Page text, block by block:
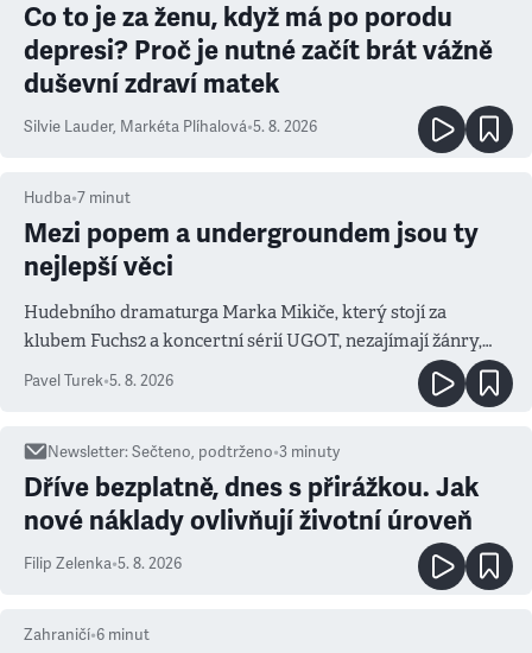
Co to je za ženu, když má po porodu
depresi? Proč je nutné začít brát vážně
duševní zdraví matek
Silvie Lauder, Markéta Plíhalová•5. 8. 2026
Hudba•7 minut
Mezi popem a undergroundem jsou ty
nejlepší věci
Hudebního dramaturga Marka Mikiče, který stojí za
klubem Fuchs2 a koncertní sérií UGOT, nezajímají žánry,
ale atmosféra
Pavel Turek•5. 8. 2026
Newsletter:Sečteno, podtrženo•3 minuty
Dříve bezplatně, dnes s přirážkou. Jak
nové náklady ovlivňují životní úroveň
Filip Zelenka•5. 8. 2026
Zahraničí•6 minut